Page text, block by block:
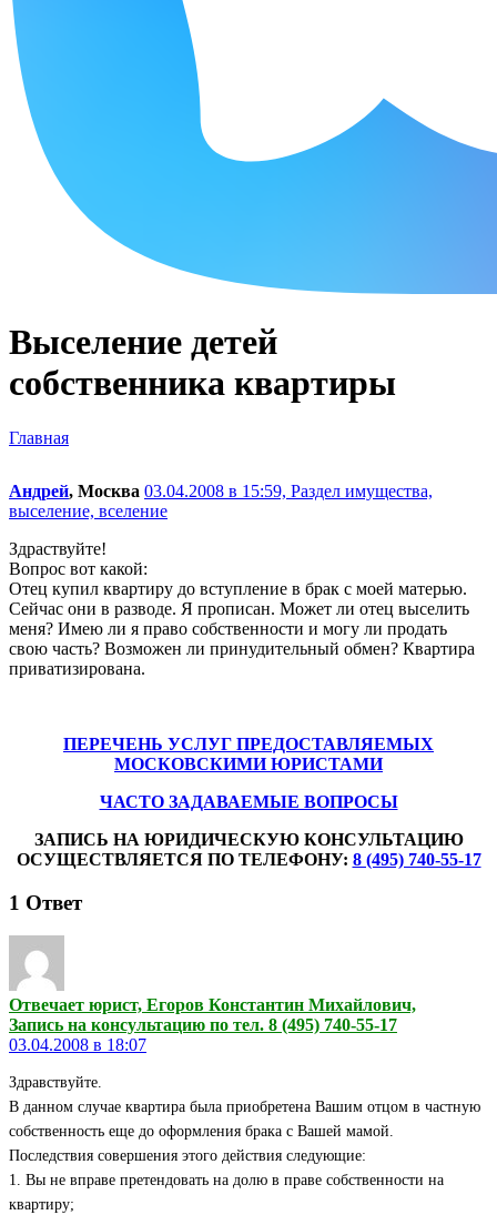
Выселение детей
собственника квартиры
Главная
Андрей, Москва 03.04.2008 в 15:59, Раздел имущества,
выселение, вселение
Здраствуйте!
Вопрос вот какой:
Отец купил квартиру до вступление в брак с моей матерью.
Сейчас они в разводе. Я прописан. Может ли отец выселить
меня? Имею ли я право собственности и могу ли продать
свою часть? Возможен ли принудительный обмен? Квартира
приватизирована.
ПЕРЕЧЕНЬ УСЛУГ ПРЕДОСТАВЛЯЕМЫХ
МОСКОВСКИМИ ЮРИСТАМИ
ЧАСТО ЗАДАВАЕМЫЕ ВОПРОСЫ
ЗАПИСЬ НА ЮРИДИЧЕСКУЮ КОНСУЛЬТАЦИЮ
ОСУЩЕСТВЛЯЕТСЯ ПО ТЕЛЕФОНУ: 8 (495) 740-55-17
1 Ответ
Отвечает юрист, Егоров Константин Михайлович,
Запись на консультацию по тел. 8 (495) 740-55-17
03.04.2008 в 18:07
Здравствуйте.
В данном случае квартира была приобретена Вашим отцом в частную
собственность еще до оформления брака с Вашей мамой.
Последствия совершения этого действия следующие:
1. Вы не вправе претендовать на долю в праве собственности на
квартиру;